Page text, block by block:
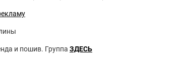
и пошив. Группа ЗДЕСЬ